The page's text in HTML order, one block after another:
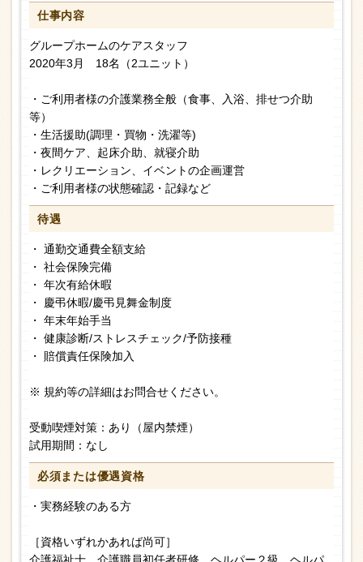
仕事内容
グループホームのケアスタッフ
2020年3月 18名（2ユニット）
・ご利用者様の介護業務全般（食事、入浴、排せつ介助
等）
・生活援助(調理・買物・洗濯等)
・夜間ケア、起床介助、就寝介助
・レクリエーション、イベントの企画運営
・ご利用者様の状態確認・記録など
待遇
・ 通勤交通費全額支給
・ 社会保険完備
・ 年次有給休暇
・ 慶弔休暇/慶弔見舞金制度
・ 年末年始手当
・ 健康診断/ストレスチェック/予防接種
・ 賠償責任保険加入
※ 規約等の詳細はお問合せください。
受動喫煙対策：あり（屋内禁煙）
試用期間：なし
必須または優遇資格
・実務経験のある方
［資格いずれかあれば尚可］